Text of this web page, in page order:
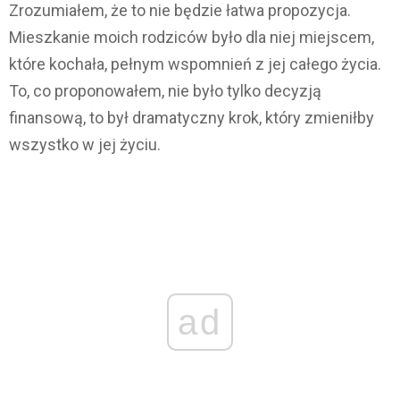
Zrozumiałem, że to nie będzie łatwa propozycja.
Mieszkanie moich rodziców było dla niej miejscem,
które kochała, pełnym wspomnień z jej całego życia.
To, co proponowałem, nie było tylko decyzją
finansową, to był dramatyczny krok, który zmieniłby
wszystko w jej życiu.
ad